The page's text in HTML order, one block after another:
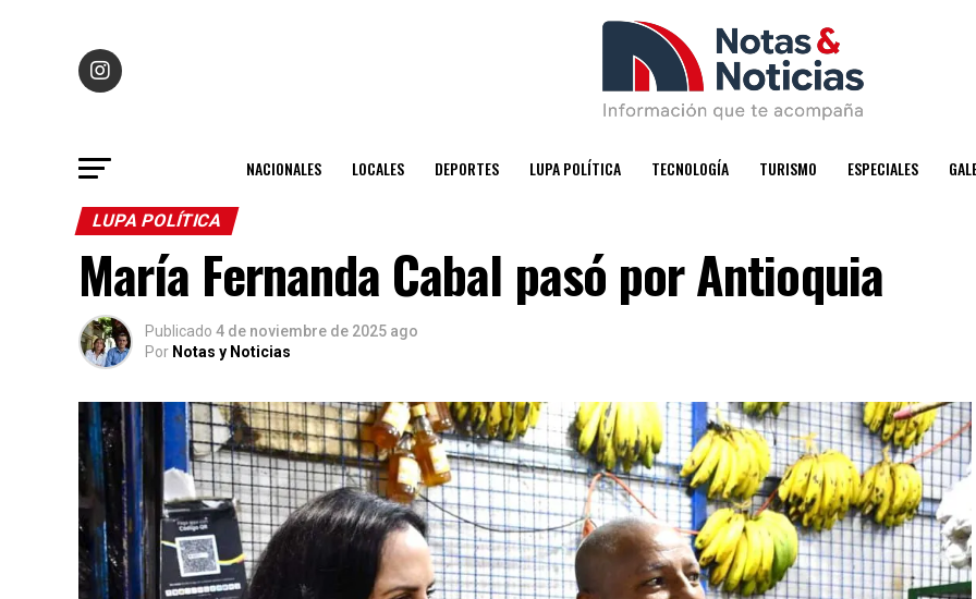
NACIONALES LOCALES DEPORTES LUPA POLÍTICA TECNOLOGÍA TURISMO ESPECIALES
LUPA POLÍTICA
María Fernanda Cabal pasó por Antioquia
Publicado 4 de noviembre de 2025 ago
Por Notas y Noticias